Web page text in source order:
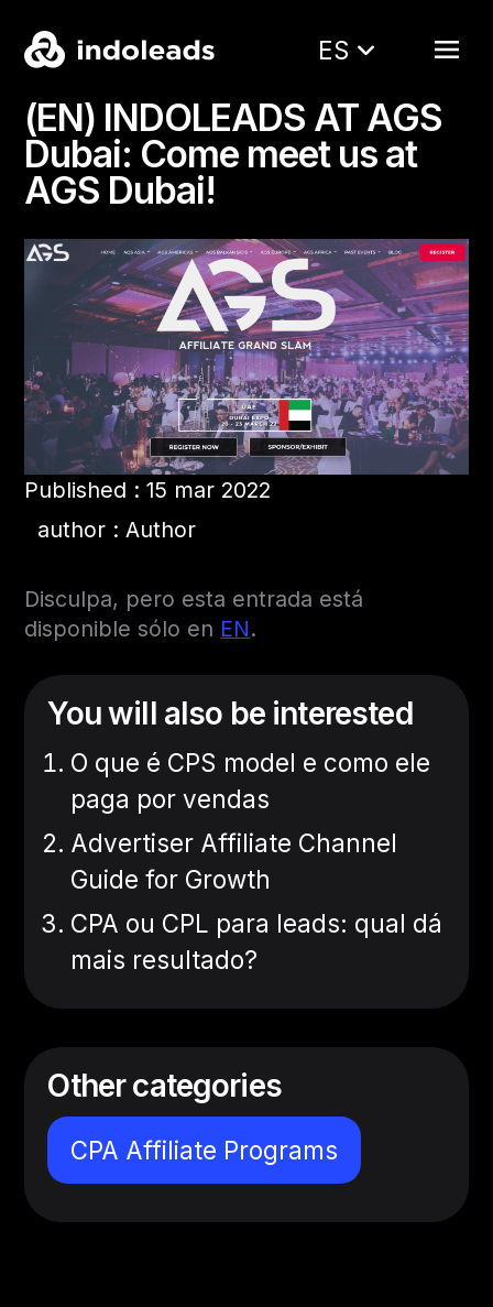
ES
(EN) INDOLEADS AT AGS
Dubai: Come meet us at
AGS Dubai!
Published : 15 mar 2022
author : Author
Disculpa, pero esta entrada está
disponible sólo en EN.
You will also be interested
O que é CPS model e como ele
paga por vendas
Advertiser Affiliate Channel
Guide for Growth
CPA ou CPL para leads: qual dá
mais resultado?
Other categories
CPA Affiliate Programs